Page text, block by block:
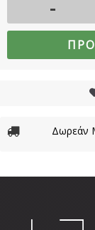
-
Δωρεάν